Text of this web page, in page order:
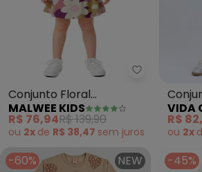
Malwee
Conjunto Floral
Texturizado (Bege)
MALWEE KIDS
R$ 76,94R$ 139,90
ou 2x de R$ 38,47 sem juros
VIDA
R$
ou 2x
-60% NEW -45%